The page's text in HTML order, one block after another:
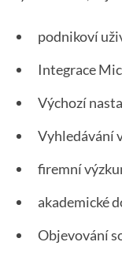
podnikoví
Integrace
Výchozí
Vyhledávání
firemní
akademické
Objevování